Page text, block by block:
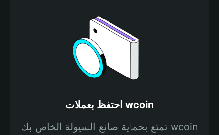
احتفظ بعملات wcoin
تمتع بحماية صانع السيولة الخاص بك wcoin